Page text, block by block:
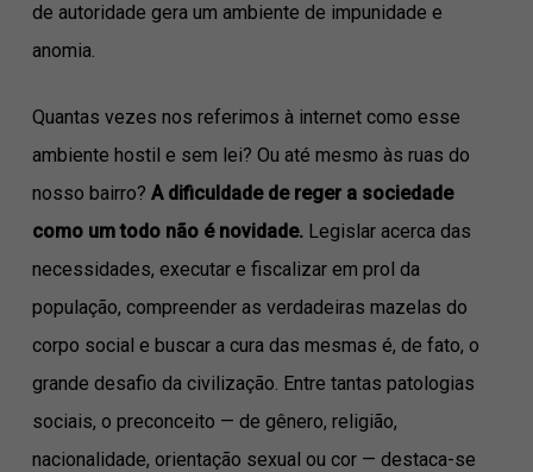
de autoridade gera um ambiente de impunidade e
anomia.
Quantas vezes nos referimos à internet como esse
ambiente hostil e sem lei? Ou até mesmo às ruas do
nosso bairro? A dificuldade de reger a sociedade
como um todo não é novidade.Legislar acerca das
necessidades, executar e fiscalizar em prol da
população, compreender as verdadeiras mazelas do
corpo social e buscar a cura das mesmas é, de fato, o
grande desafio da civilização. Entre tantas patologias
sociais, o preconceito — de gênero, religião,
nacionalidade, orientação sexual ou cor — destaca-se